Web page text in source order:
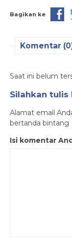
Bagikan ke
Komentar
Saat ini belum
Silahkan tulis
Alamat email
bertanda bintang
Isi komentar